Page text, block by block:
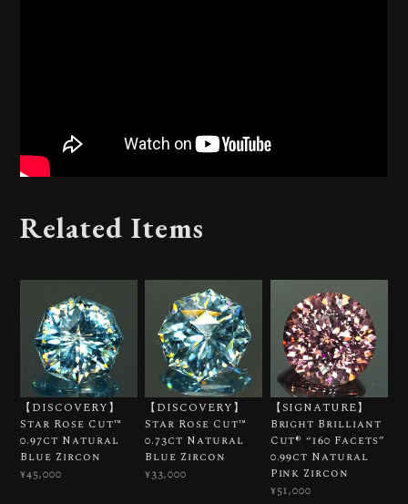
Related Items
【DISCOVERY】
Star Rose Cut™️
0.97ct Natural
Blue Zircon
¥45,000
【DISCOVERY】
Star Rose Cut™️
0.73ct Natural
Blue Zircon
¥33,000
【SIGNATURE】
Bright Brilliant
Cut®︎ “160 Facets”
0.99ct Natural
Pink Zircon
¥51,000